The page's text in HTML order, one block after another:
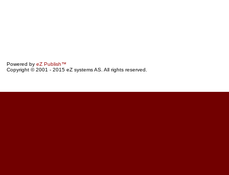
Powered by eZ Publish™
Copyright © 2001 - 2015 eZ systems AS. All rights reserved.